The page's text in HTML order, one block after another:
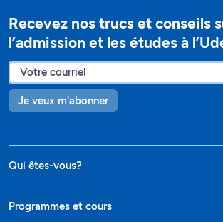
Recevez nos trucs et conseils
l’admission et les études à
Je veux m'abonner
Qui êtes-vous?
Programmes et cours